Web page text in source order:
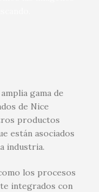
gama de
de Nice
productos
están asociados
industria.
los procesos
integrados con